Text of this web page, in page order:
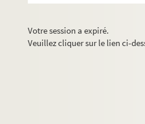
Votre session a expiré.
Veuillez cliquer sur le lien ci-